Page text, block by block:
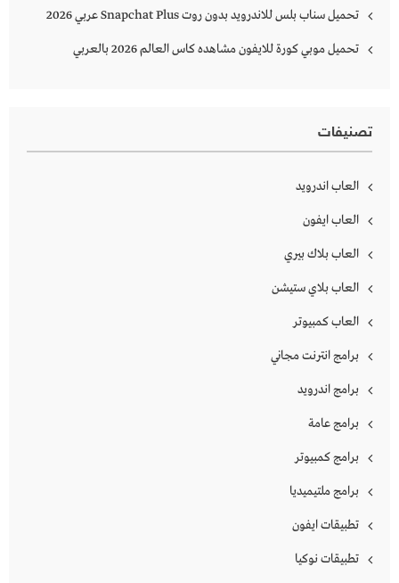
تحميل سناب بلس للاندرويد بدون روت Snapchat Plus‏ عربي 2026
تحميل موبي كورة للايفون مشاهده كاس العالم 2026 بالعربي
تصنيفات
العاب اندرويد
العاب ايفون
العاب بلاك بيري
العاب بلاي ستيشن
العاب كمبيوتر
برامج انترنت مجاني
برامج اندرويد
برامج عامة
برامج كمبيوتر
برامج ملتيميديا
تطبيقات ايفون
تطبيقات نوكيا